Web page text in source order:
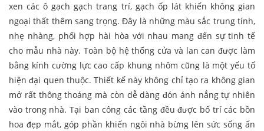
xen các ô gạch gạch trang trí, gạch ốp lát khiến không gian
ngoại thất thêm sang trọng. Đây là những màu sắc trung tính,
nhẹ nhàng, phối hợp hài hòa với nhau mang đến sự tinh tế
cho mẫu nhà này. Toàn bộ hệ thống cửa và lan can được làm
bằng kính cường lực cao cấp khung nhôm cũng là một yếu tố
hiện đại quen thuộc. Thiết kế này không chỉ tạo ra không gian
mở rất thông thoáng mà còn dễ dàng đón ánh nắng tự nhiên
vào trong nhà. Tại ban công các tầng đều được bố trí các bồn
hoa đẹp mắt, góp phần khiến ngôi nhà bừng lên sức sống ấn